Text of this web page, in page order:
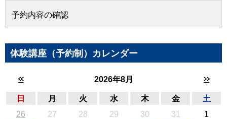
予約内容の確認
体験講座（予約制）カレンダー
<< 2026年8月 >>
日 月 火 水 木 金
土
26
27 28 29 30 31 1